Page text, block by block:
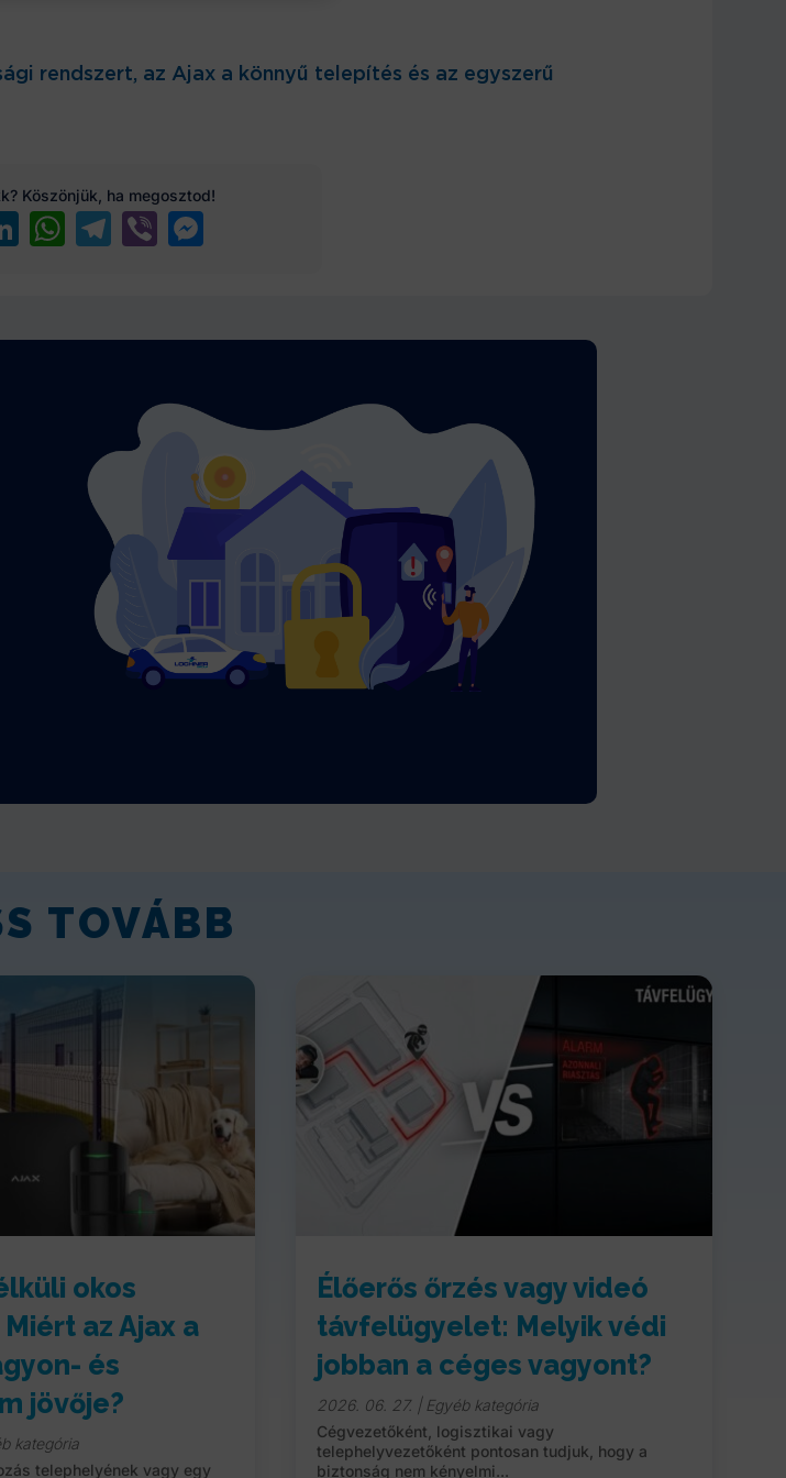
rendszert, az Ajax a könnyű telepítés és az egyszerű
Köszönjük, ha megosztod!
LinkedInWhatsAppTelegramViber
TOVÁBB
okos
az Ajax a
és
jövője?
kategória
telephelyének vagy egy
Élőerős őrzés vagy videó
távfelügyelet: Melyik védi
jobban a céges vagyont?
2026. 06. 27. | Egyéb kategória
Cégvezetőként, logisztikai vagy
telephelyvezetőként pontosan tudjuk, hogy a
biztonság nem kényelmi...